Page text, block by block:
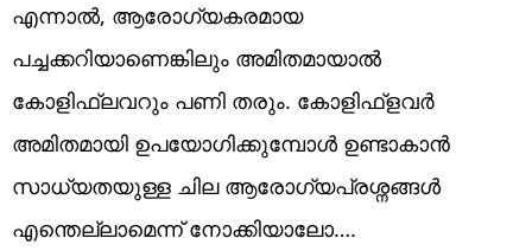
എന്നാൽ, ആരോഗ്യകരമായ
പച്ചക്കറിയാണെങ്കിലും അമിതമായാൽ
കോളിഫ്ലവറും പണി തരും. കോളിഫ്ളവർ
അമിതമായി ഉപയോഗിക്കുമ്പോൾ ഉണ്ടാകാൻ
സാധ്യതയുള്ള ചില ആരോഗ്യപ്രശ്നങ്ങൾ
എന്തെല്ലാമെന്ന് നോക്കിയാലോ….